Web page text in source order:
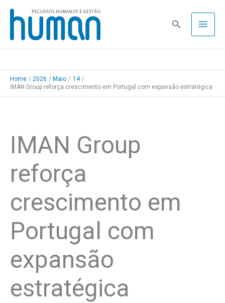
Skip
content
Pesquisa
Home 2026 Maio
14
IMAN Group reforça crescimento em Portugal com expansão estratégica
IMAN Group
reforça
crescimento em
Portugal com
expansão
estratégica